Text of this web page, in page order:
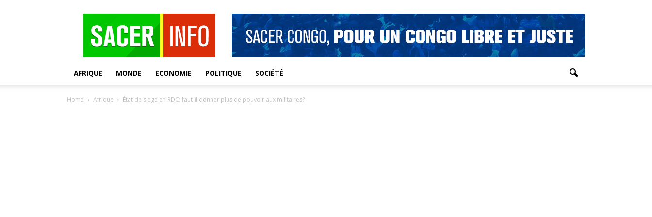
AFRIQUE MONDE ECONOMIE POLITIQUE SOCIÉTÉ
Home Afrique État de siège en RDC: faut-il donner plus de pouvoir aux militaires?